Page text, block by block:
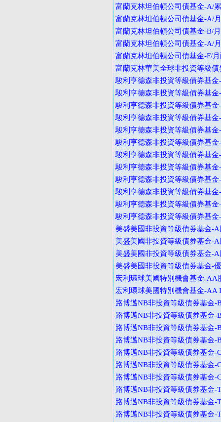
富蘭克林坦伯頓公司債基金-A/
富蘭克林坦伯頓公司債基金-A/
富蘭克林坦伯頓公司債基金-B/
富蘭克林坦伯頓公司債基金-A/
富蘭克林坦伯頓公司債基金-F/
富蘭克林華美全球非投資等級
駿利亨德森非投資等級債券基
駿利亨德森非投資等級債券基
駿利亨德森非投資等級債券基
駿利亨德森非投資等級債券基
駿利亨德森非投資等級債券基金
駿利亨德森非投資等級債券基
駿利亨德森非投資等級債券基
駿利亨德森非投資等級債券基
駿利亨德森非投資等級債券基
駿利亨德森非投資等級債券基
駿利亨德森非投資等級債券基
駿利亨德森非投資等級債券基金
美盛美國非投資等級債券基金-
美盛美國非投資等級債券基金-
美盛美國非投資等級債券基金-
美盛美國非投資等級債券基金-
宏利環球美國特別機會基金-AA
宏利環球美國特別機會基金-AA
路博邁NB非投資等級債券基金-
路博邁NB非投資等級債券基金-
路博邁NB非投資等級債券基金-
路博邁NB非投資等級債券基金-
路博邁NB非投資等級債券基金-
路博邁NB非投資等級債券基金-
路博邁NB非投資等級債券基金-
路博邁NB非投資等級債券基金-
路博邁NB非投資等級債券基金-
路博邁NB非投資等級債券基金-